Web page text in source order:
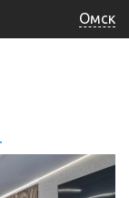
Омск